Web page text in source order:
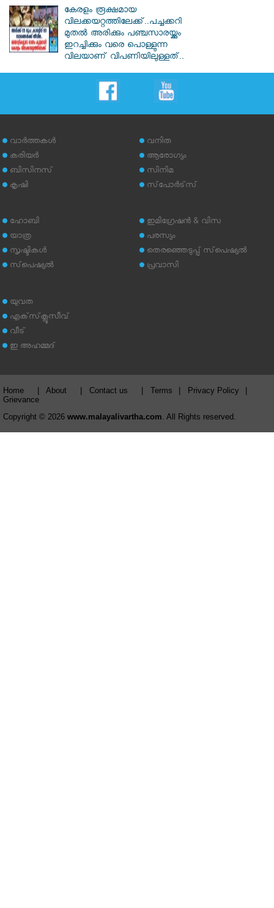
കേരളം രൂക്ഷമായ
വിലക്കയറ്റത്തിലേക്ക്..പച്ചക്കറി
മുതൽ അരിക്കും പഞ്ചസാരയ്ക്കും
ഇറച്ചിക്കും വരെ പൊള്ളുന്ന
വിലയാണ് വിപണിയിലുള്ളത്..
വാര്‍ത്തകള്‍
കരിയര്‍
ബിസിനസ്
കൃഷി
വനിത
ആരോഗ്യം
സിനിമ
സ്‌പോര്‍ട്‌സ്
ഹോബി
യാത്ര
സൃഷ്ടികള്‍
സ്‌പെഷ്യല്‍
ഇമിഗ്രേഷന്‍ & വിസ
പരസ്യം
തെരഞ്ഞെടുപ്പ് സ്‌പെഷ്യല്‍
പ്രവാസി
യുവത
എക്‌സ്‌ക്ലൂസീവ്
വീട്
ഇ അഹമ്മദ്‌
Home About Contact us Terms Privacy Policy
Grievance
Copyright © 2026 www.malayalivartha.com . All Rights reserved.